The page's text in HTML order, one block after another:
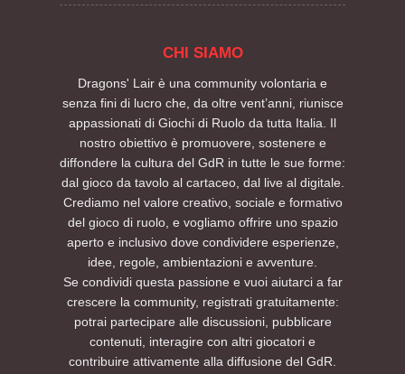
CHI SIAMO
Dragons' Lair è una community volontaria e
senza fini di lucro che, da oltre vent’anni, riunisce
appassionati di Giochi di Ruolo da tutta Italia. Il
nostro obiettivo è promuovere, sostenere e
diffondere la cultura del GdR in tutte le sue forme:
dal gioco da tavolo al cartaceo, dal live al digitale.
Crediamo nel valore creativo, sociale e formativo
del gioco di ruolo, e vogliamo offrire uno spazio
aperto e inclusivo dove condividere esperienze,
idee, regole, ambientazioni e avventure.
Se condividi questa passione e vuoi aiutarci a far
crescere la community, registrati gratuitamente:
potrai partecipare alle discussioni, pubblicare
contenuti, interagire con altri giocatori e
contribuire attivamente alla diffusione del GdR.